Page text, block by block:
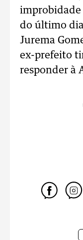
do último
Jurema
ex-prefeito
responder à